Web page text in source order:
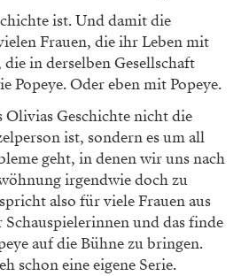
ist. Und damit die
Frauen, die ihr Leben mit
in derselben Gesellschaft
Popeye. Oder eben mit Popeye.
Olivias Geschichte nicht die
ist, sondern es um all
geht, in denen wir uns nach
irgendwie doch zu
also für viele Frauen aus
und das finde
auf die Bühne zu bringen.
schon eine eigene Serie.